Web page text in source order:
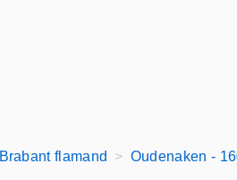
Brabant flamand Oudenaken -